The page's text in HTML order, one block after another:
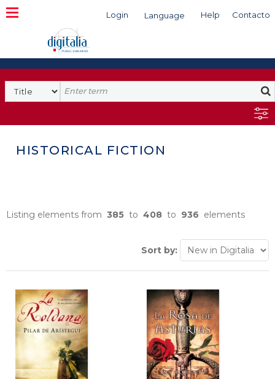
Login Language Help Contacto
Search
HISTORICAL FICTION
Listing elements from 385 to 408 to 936 elements
Sort by: